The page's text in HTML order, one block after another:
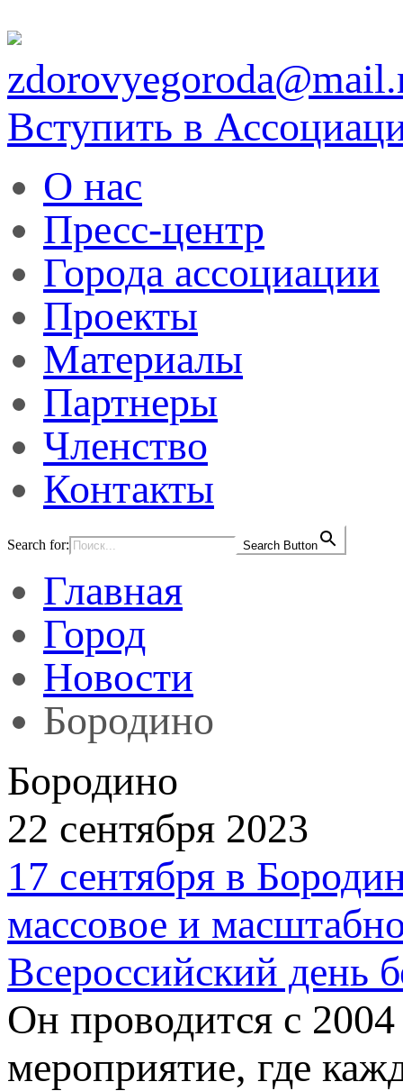
Вступить в
О нас
Пресс-центр
Города ассоциации
Проекты
Материалы
Партнеры
Членство
Контакты
Search for: Search Button
Главная
Город
Новости
Бородино
Бородино
22 сентября 2023
17 сентября в
массовое и
Всероссийский день
Он проводится с
мероприятие, где